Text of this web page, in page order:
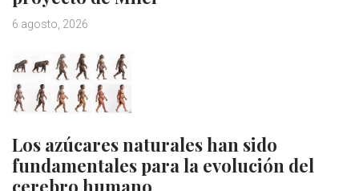
6 agosto, 2026
Los azúcares naturales han sido
fundamentales para la evolución del